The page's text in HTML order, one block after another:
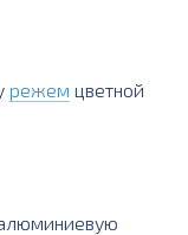
режем цветной